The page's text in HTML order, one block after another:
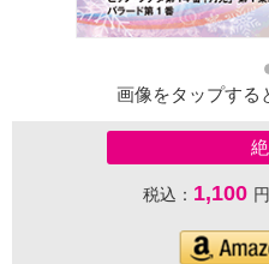
画像をタップする
税込： 1,100